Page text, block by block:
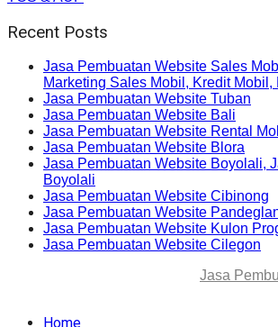
Recent Posts
Jasa Pembuatan Website Sales
Marketing Sales Mobil, Kredit Mobil,
Jasa Pembuatan Website Tuban
Jasa Pembuatan Website Bali
Jasa Pembuatan Website Rental
Jasa Pembuatan Website Blora
Jasa Pembuatan Website Boyolali,
Boyolali
Jasa Pembuatan Website Cibinong
Jasa Pembuatan Website
Jasa Pembuatan Website Kulon
Jasa Pembuatan Website Cilegon
Jasa
Home